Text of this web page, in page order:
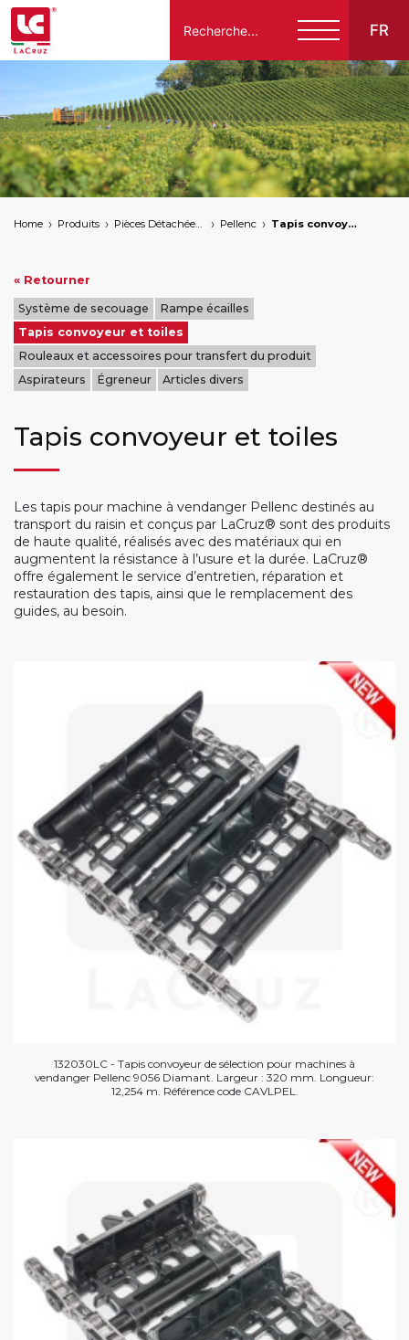
FR
Italiano
English
Français
Home Produits Pièces Détachées Compatibles Pour Machines À Vendanger Des Marques Suivantes Pellenc Tapis convoyeur et toiles
« Retourner
Système de secouage
Rampe écailles
Tapis convoyeur et toiles
Rouleaux et accessoires pour transfert du produit
Aspirateurs
Égreneur Articles divers
Tapis convoyeur et toiles
Les tapis pour machine à vendanger Pellenc destinés au
transport du raisin et conçus par LaCruz® sont des produits
de haute qualité, réalisés avec des matériaux qui en
augmentent la résistance à l’usure et la durée. LaCruz®
offre également le service d’entretien, réparation et
restauration des tapis, ainsi que le remplacement des
guides, au besoin.
132030LC - Tapis convoyeur de sélection pour machines à
vendanger Pellenc 9056 Diamant. Largeur : 320 mm. Longueur:
12,254 m. Référence code CAVLPEL.